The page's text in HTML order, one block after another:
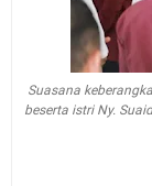
Suasana
beserta istri Ny.